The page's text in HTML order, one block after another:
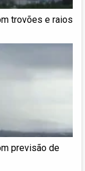
trovões e raios
previsão de